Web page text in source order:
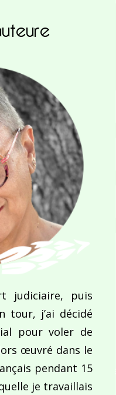
pour mon prochain commentaire.
les
judiciaire, puis
tour, j’ai décidé
pour voler de
œuvré dans le
pendant 15
je travaillais